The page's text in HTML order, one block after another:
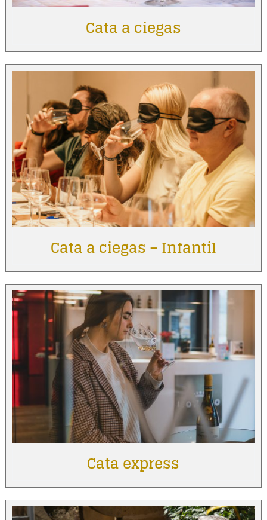
Cata a ciegas
Cata a ciegas – Infantil
Cata express